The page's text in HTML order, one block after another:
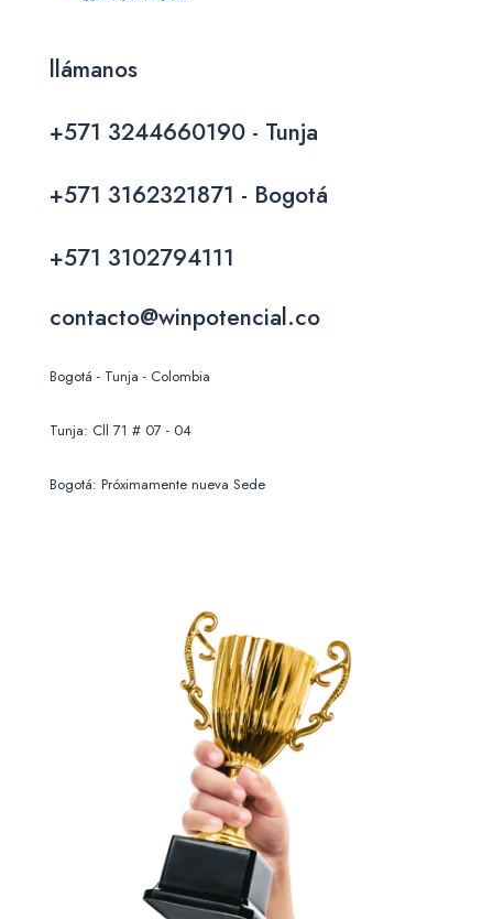
llámanos
+571 3244660190 - Tunja
+571 3162321871 - Bogotá
+571 3102794111
contacto@winpotencial.co
Bogotá - Tunja - Colombia
Tunja: Cll 71 # 07 - 04
Bogotá: Próximamente nueva Sede